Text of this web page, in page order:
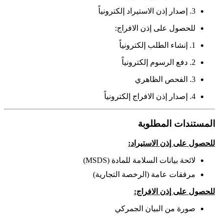
3. إصدار إذن الاستيراد إلكترونياً
للحصول على إذن الافراج:
1. إنشاء الطلب إلكترونياً
2. دفع الرسوم إلكترونياً
3. الفحص الظاهري
4. إصدار إذن الافراج إلكترونياً
المستندات المطلوبة
للحصول على إذن الاستيراد:
لائحة بيانات السلامة للمادة (MSDS)
مرفقات عامة (الرخصة التجارية)
للحصول على إذن الافراج:
صورة من البيان الجمركي